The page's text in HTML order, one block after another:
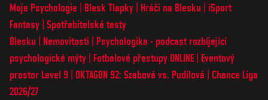
Moje Psychologie Blesk Tlapky Hráči na Blesku
iSport
Fantasy Spotřebitelské testy
Blesku
Nemovitosti
Psychologika - podcast rozbíjející
psychologické mýty
Fotbalové přestupy ONLINE
Eventový
prostor Level 9 OKTAGON 92: Szabová vs. Pudilová
Chance Liga
2026/27